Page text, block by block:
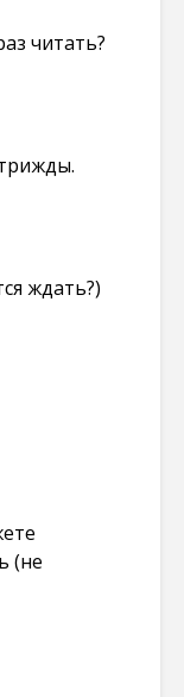
читать?
ждать?)
(не